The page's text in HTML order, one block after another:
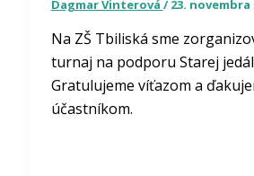
Dagmar Vinterová /23. novembra
Na ZŠ Tbiliská sme
turnaj na podporu Starej
Gratulujeme víťazom a
účastníkom.